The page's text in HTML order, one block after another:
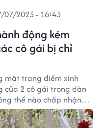
động kém
cô gái bị chỉ
07/2023 - 16:43
mặt trang điểm xinh
của 2 cô gái trong dàn
thể nào chấp nhận